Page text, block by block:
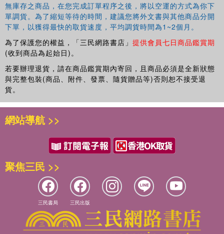
無庫存之商品，在您完成訂單程序之後，將以空運的方式為你下
單調貨。為了縮短等待的時間，建議您將外文書與其他商品分開
下單，以獲得最快的取貨速度，平均調貨時間為1~2個月。
為了保護您的權益，「三民網路書店」 提供會員七日商品鑑賞期
(收到商品為起始日)。
若要辦理退貨，請在商品鑑賞期內寄回，且商品必須是全新狀態
與完整包裝(商品、附件、發票、隨貨贈品等)否則恕不接受退
貨。
網站導航 >>
聚焦三民 >>
三民書局 三民出版